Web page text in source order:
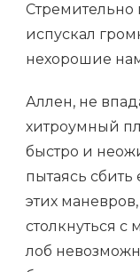
испускал
нехорошие
Аллен, не
хитроумный
быстро и
пытаясь сбить
этих
столкнуться
лоб